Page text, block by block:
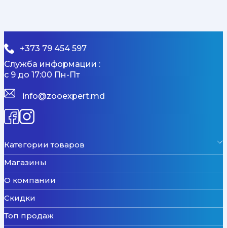
+373 79 454 597
Служба информации :
с 9 до 17:00 Пн-Пт
info@zooexpert.md
Категории товаров
Магазины
О компании
Скидки
Топ продаж